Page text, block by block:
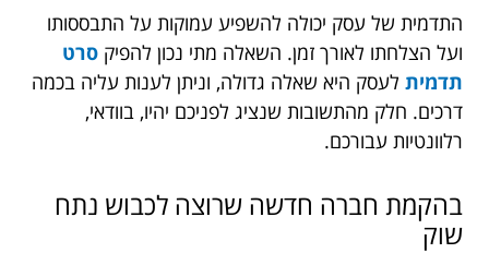
התדמית של עסק יכולה להשפיע עמוקות על התבססותו
ועל הצלחתו לאורך זמן. השאלה מתי נכון להפיק סרט
תדמית לעסק היא שאלה גדולה, וניתן לענות עליה בכמה
דרכים. חלק מהתשובות שנציג לפניכם יהיו, בוודאי,
רלוונטיות עבורכם.
בהקמת חברה חדשה שרוצה לכבוש נתח
שוק